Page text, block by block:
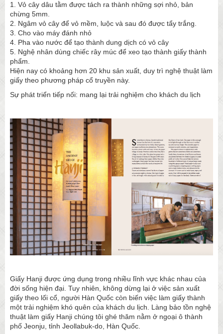
1. Vỏ cây dâu tằm được tách ra thành những sợi nhỏ, bản
chừng 5mm.
2. Ngâm vỏ cây để vỏ mềm, luộc và sau đó được tẩy trắng.
3. Cho vào máy đánh nhỏ
4. Pha vào nước để tạo thành dung dịch có vỏ cây
5. Nghệ nhân dùng chiếc rây múc để xeo tạo thành giấy thành
phẩm.
Hiện nay có khoảng hơn 20 khu sản xuất, duy trì nghệ thuật làm
giấy theo phương pháp cổ truyền này.
Sự phát triển tiếp nối: mang lại trải nghiệm cho khách du lịch
Giấy Hanji được ứng dụng trong nhiều lĩnh vực khác nhau của
đời sống hiện đại. Tuy nhiên, không dừng lại ở việc sản xuất
giấy theo lối cổ, người Hàn Quốc còn biến việc làm giấy thành
một trải nghiệm khó quên của khách du lịch. Làng bảo tồn nghệ
thuật làm giấy Hanji chúng tôi ghé thăm nằm ở ngoại ô thành
phố Jeonju, tỉnh Jeollabuk-do, Hàn Quốc.